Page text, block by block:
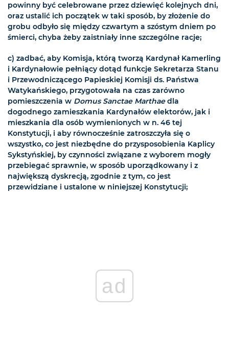
powinny być celebrowane przez dziewięć kolejnych dni,
oraz ustalić ich początek w taki sposób, by złożenie do
grobu odbyło się między czwartym a szóstym dniem po
śmierci, chyba żeby zaistniały inne szczególne racje;
c) zadbać, aby Komisja, którą tworzą Kardynał Kamerling
i Kardynałowie pełniący dotąd funkcje Sekretarza Stanu
i Przewodniczącego Papieskiej Komisji ds. Państwa
Watykańskiego, przygotowała na czas zarówno
pomieszczenia w Domus Sanctae Marthaedla
dogodnego zamieszkania Kardynałów elektorów, jak i
mieszkania dla osób wymienionych w n. 46 tej
Konstytucji, i aby równocześnie zatroszczyła się o
wszystko, co jest niezbędne do przysposobienia Kaplicy
Sykstyńskiej, by czynności związane z wyborem mogły
przebiegać sprawnie, w sposób uporządkowany i z
największą dyskrecją, zgodnie z tym, co jest
przewidziane i ustalone w niniejszej Konstytucji;
ad